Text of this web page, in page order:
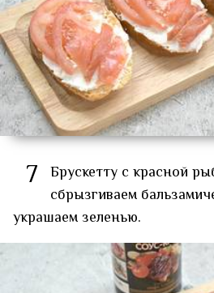
7 Брускетту с красной
сбрызгиваем
украшаем зеленью.